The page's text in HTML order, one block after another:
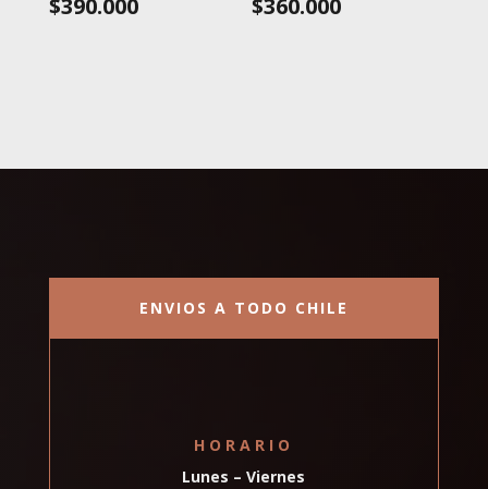
$390.000
$360.000
ENVIOS A TODO CHILE
HORARIO
Lunes – Viernes